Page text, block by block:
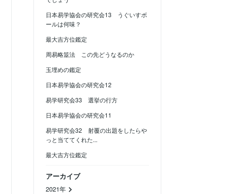
日本易学協会の研究会13 うぐいすボ
ールは何味？
最大吉方位鑑定
周易略筮法 この先どうなるのか
玉埋めの鑑定
日本易学協会の研究会12
易学研究会33 選挙の行方
日本易学協会の研究会11
易学研究会32 射覆の出題をしたらや
っと当ててくれた...
最大吉方位鑑定
アーカイブ
2021年